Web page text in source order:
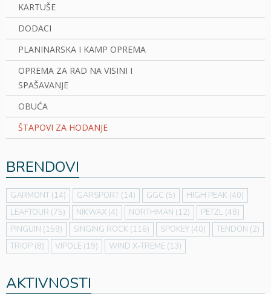
KARTUŠE
DODACI
PLANINARSKA I KAMP OPREMA
OPREMA ZA RAD NA VISINI I
SPAŠAVANJE
OBUĆA
ŠTAPOVI ZA HODANJE
BRENDOVI
GARMONT (14) GARSPORT (14) GGC (5) HIGH PEAK (40)
LEAFTOUR (75) NIKWAX (4) NORTHMAN (12) PETZL (48)
PINGUIN (159) SINGING ROCK (116) SPOKEY (40) TENDON (2)
TRIOP (8) VIPOLE (19) WIND X-TREME (13)
AKTIVNOSTI